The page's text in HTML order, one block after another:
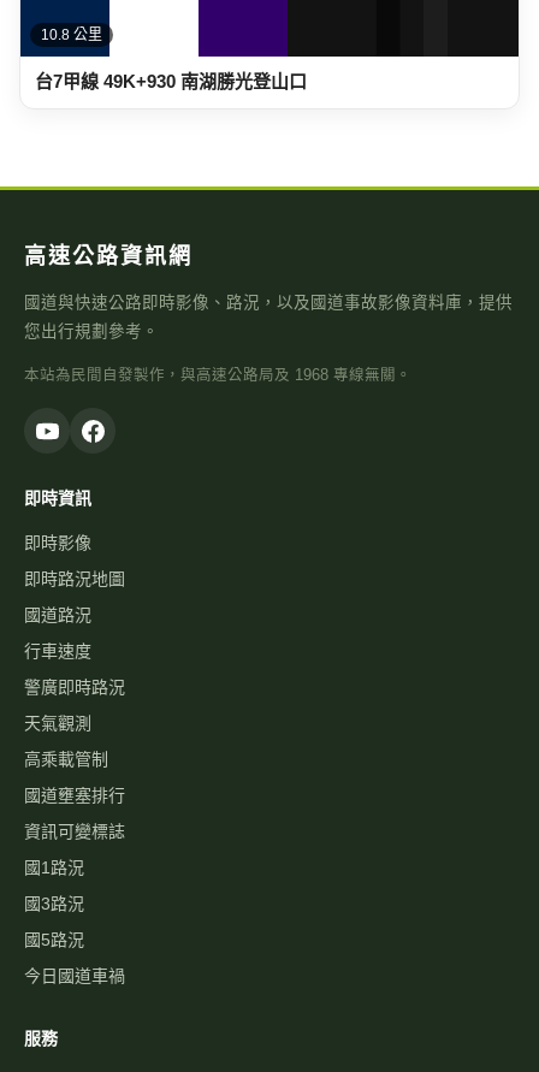
10.8 公里
台7甲線 49K+930 南湖勝光登山口
高速公路資訊網
國道與快速公路即時影像、路況，以及國道事故影像資料庫，提供
您出行規劃參考。
本站為民間自發製作，與高速公路局及 1968 專線無關。
即時資訊
即時影像
即時路況地圖
國道路況
行車速度
警廣即時路況
天氣觀測
高乘載管制
國道壅塞排行
資訊可變標誌
國1路況
國3路況
國5路況
今日國道車禍
服務